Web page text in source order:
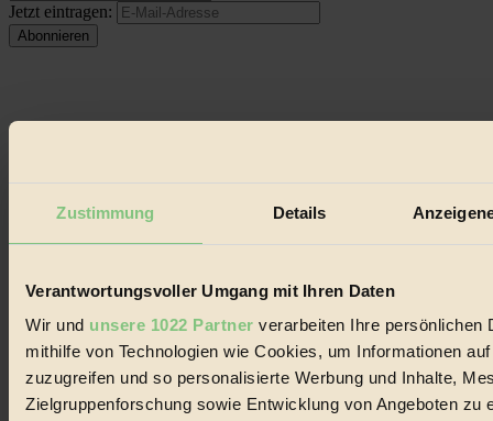
Zustimmung Details
Verantwortungsvoller Umgang mit Ihren Daten
Wir und unsere 1022 Partner verarbeiten Ihre persönlichen
mithilfe von Technologien wie Cookies, um Informationen
zuzugreifen und so personalisierte Werbung und Inhalte,
Zielgruppenforschung sowie Entwicklung von Angeboten zu
Jetzt eintragen:
Impressum & Disclaimer
Mediadaten
Biorama steht für einen nachhaltigen Lebensstil und bewussten
Lebenswandel. Es ist eine moderne Plattform für Ideen, Menschen
und Produkte, ein Leitfaden im schnell wachsenden Markt des
Handels mit Bioprodukten, des Fair-Trade sowie der Branche
Social Media